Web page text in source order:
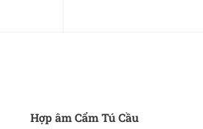
Hợp âm Cẩm Tú Cầu